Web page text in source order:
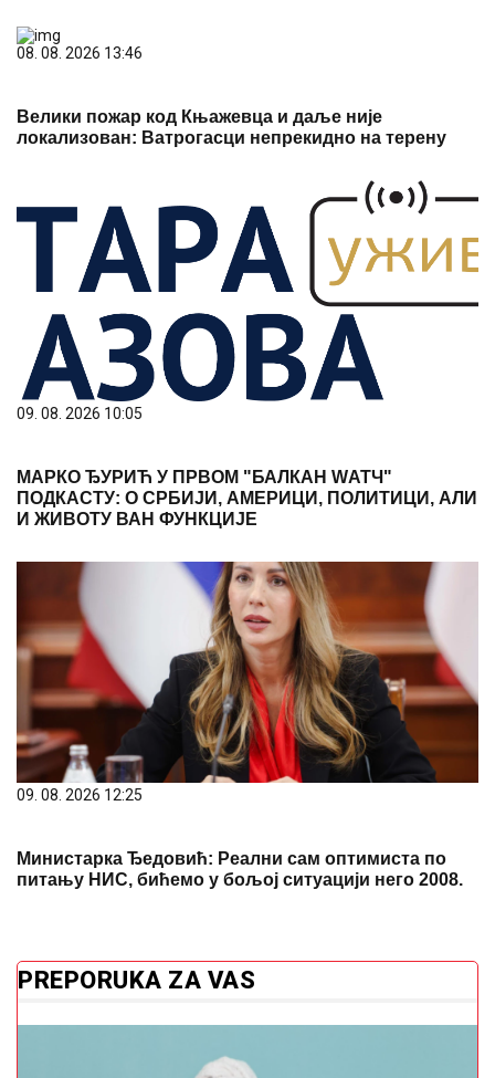
08. 08. 2026 13:46
Велики пожар код Књажевца и даље није
локализован: Ватрогасци непрекидно на терену
09. 08. 2026 10:05
МАРКО ЂУРИЋ У ПРВОМ "БАЛКАН WАТЧ"
ПОДКАСТУ: О СРБИЈИ, АМЕРИЦИ, ПОЛИТИЦИ, АЛИ
И ЖИВОТУ ВАН ФУНКЦИЈЕ
09. 08. 2026 12:25
Министарка Ђедовић: Реални сам оптимиста по
питању НИС, бићемо у бољој ситуацији него 2008.
PREPORUKA ZA VAS